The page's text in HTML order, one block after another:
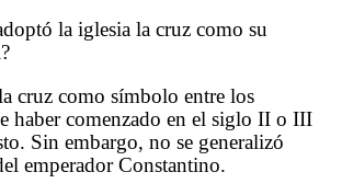
la iglesia la cruz como su
cruz como símbolo entre los
haber comenzado en el siglo II o III
Sin embargo, no se generalizó
emperador Constantino.